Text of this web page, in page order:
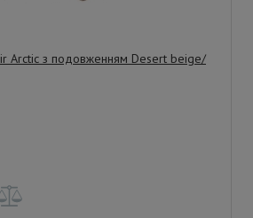
Arctic з подовженням Desert beige/